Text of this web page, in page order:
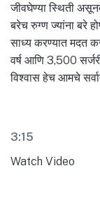
जीवघेण्या स्थिती
बरेच रुग्ण ज्यांना बरे
साध्य करण्यात मदत
वर्ष आणि 3,500
विश्वास हेच आमचे
3:15
Watch Video